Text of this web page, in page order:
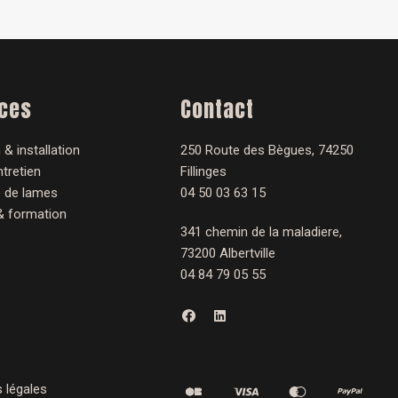
& installation
lames
formation
Contact
250 Route des Bègues, 74250
Fillinges
04 50 03 63 15
341 chemin de la maladiere,
73200 Albertville
04 84 79 05 55
F
a
o
L
i
légales